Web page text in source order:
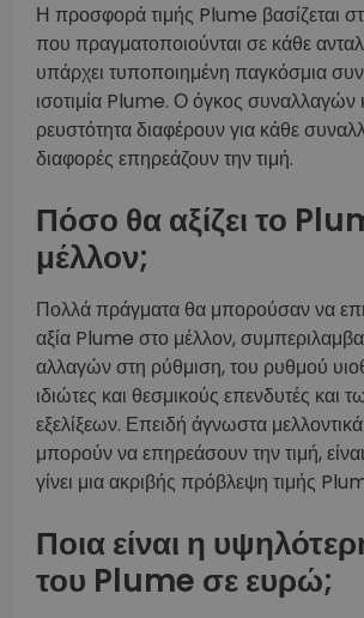
Η προσφορά τιμής Plume βασίζεται
που πραγματοποιούνται σε κάθε
υπάρχει τυποποιημένη παγκόσμια
ισοτιμία Plume. Ο όγκος συναλλαγών
ρευστότητα διαφέρουν για κάθε
διαφορές επηρεάζουν την τιμή.
Πόσο θα αξίζει το
μέλλον;
Πολλά πράγματα θα μπορούσαν να
αξία Plume στο μέλλον,
αλλαγών στη ρύθμιση, του ρυθμού
ιδιώτες και θεσμικούς επενδυτές και
εξελίξεων. Επειδή άγνωστα
μπορούν να επηρεάσουν την τιμή,
γίνει μια ακριβής πρόβλεψη τιμής
Ποια είναι η
του Plume σε ευρώ;